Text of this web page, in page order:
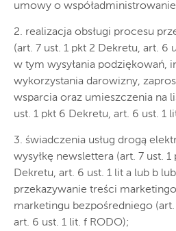
umowy o
2. realizacja obsługi procesu
(art. 7 ust. 1 pkt 2 Dekretu, art. 6
w tym wysyłania podziękowań,
wykorzystania darowizny,
wsparcia oraz umieszczenia na
ust. 1 pkt 6 Dekretu, art. 6 ust. 1
3. świadczenia usług drogą
wysyłkę newslettera (art. 7 ust. 1
Dekretu, art. 6 ust. 1 lit a lub b
przekazywanie treści
marketingu bezpośredniego
art. 6 ust. 1 lit. f RODO);